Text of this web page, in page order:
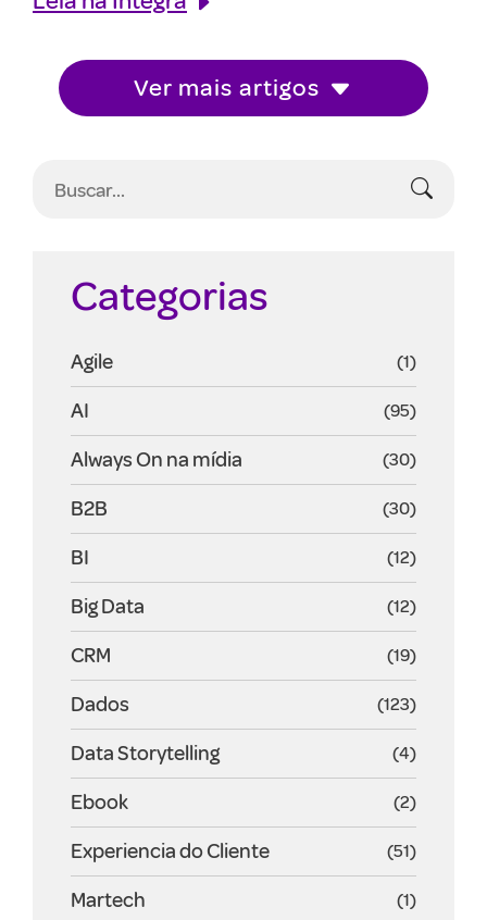
Ver mais artigos
Categorias
Agile (1)
AI (95)
Always On na mídia (30)
B2B (30)
BI (12)
Big Data (12)
CRM (19)
Dados (123)
Data Storytelling (4)
Ebook (2)
Experiencia do Cliente (51)
Martech (1)